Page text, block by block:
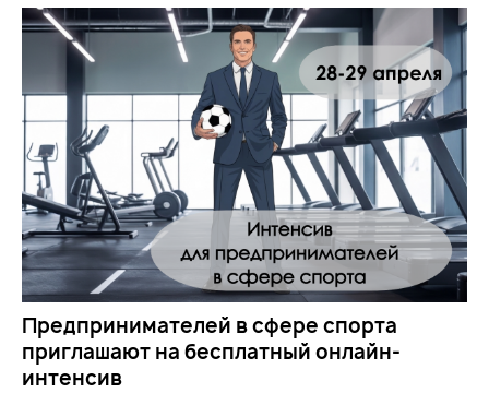
Предпринимателей в сфере спорта
приглашают на бесплатный онлайн-
интенсив